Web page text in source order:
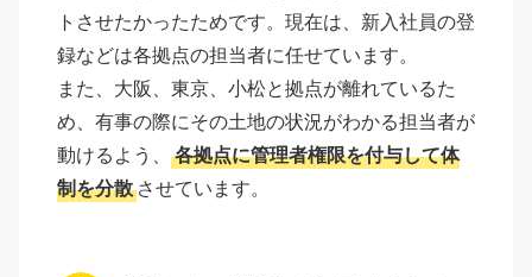
トさせたかったためです。現在は、新入社員の登
録などは各拠点の担当者に任せています。
また、大阪、東京、小松と拠点が離れているた
め、有事の際にその土地の状況がわかる担当者が
動けるよう、
各拠点に管理者権限を付与して体
制を分散 させています。